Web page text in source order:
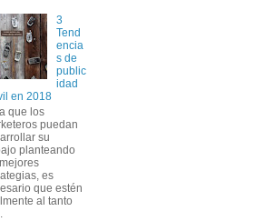
3
Tend
encia
s de
public
idad
en 2018
que los
puedan
su
planteando
es
que estén
al tanto